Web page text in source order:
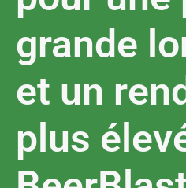
grande
et un
plus